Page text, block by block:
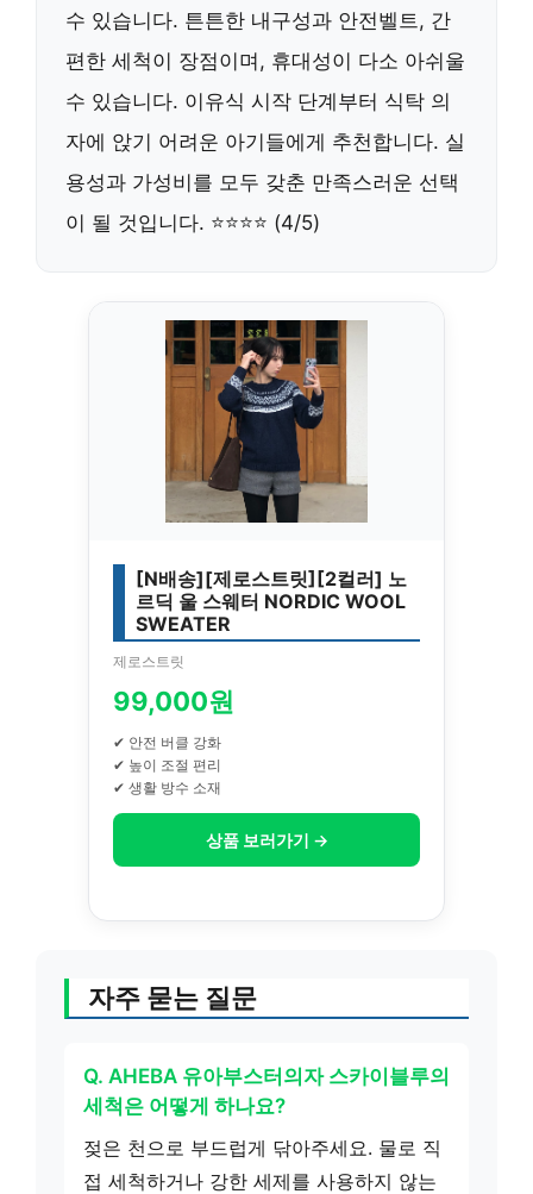
수 있습니다. 튼튼한 내구성과 안전벨트, 간
편한 세척이 장점이며, 휴대성이 다소 아쉬울
수 있습니다. 이유식 시작 단계부터 식탁 의
자에 앉기 어려운 아기들에게 추천합니다. 실
용성과 가성비를 모두 갖춘 만족스러운 선택
이 될 것입니다. ⭐⭐⭐⭐ (4/5)
[N배송][제로스트릿][2컬러] 노
르딕 울 스웨터 NORDIC WOOL
SWEATER
제로스트릿
99,000원
✔ 안전 버클 강화
✔ 높이 조절 편리
✔ 생활 방수 소재
상품 보러가기 →
자주 묻는 질문
Q. AHEBA 유아부스터의자 스카이블루의
세척은 어떻게 하나요?
젖은 천으로 부드럽게 닦아주세요. 물로 직
접 세척하거나 강한 세제를 사용하지 않는